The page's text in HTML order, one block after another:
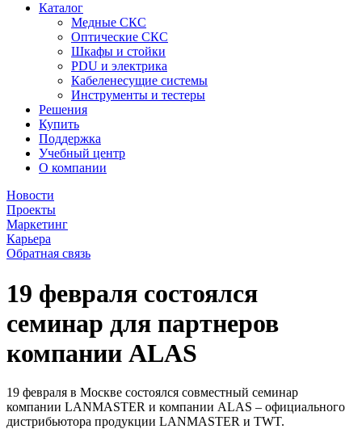
Каталог
Медные СКС
Оптические СКС
Шкафы и стойки
PDU и электрика
Кабеленесущие системы
Инструменты и тестеры
Решения
Купить
Поддержка
Учебный центр
О компании
Новости
Проекты
Маркетинг
Карьера
Обратная связь
19 февраля состоялся
семинар для партнеров
компании ALAS
19 февраля в Москве состоялся совместный семинар
компании LANMASTER и компании ALAS – официального
дистрибьютора продукции LANMASTER и TWT.